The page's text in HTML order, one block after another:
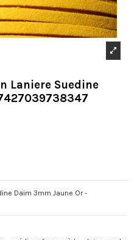
Laniere Suedine
Daim 3mm Jaune Or -